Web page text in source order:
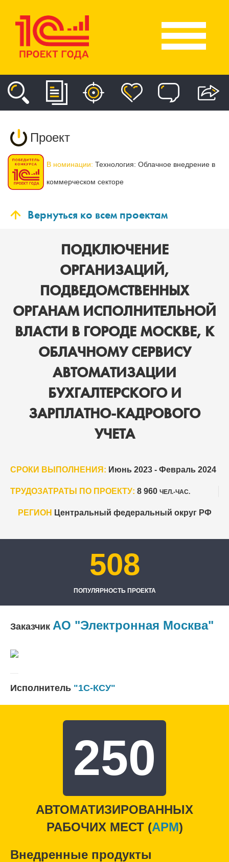
Проект
В номинации: Технология: Облачное внедрение в
коммерческом секторе
Вернуться ко всем проектам
ПОДКЛЮЧЕНИЕ
ОРГАНИЗАЦИЙ,
ПОДВЕДОМСТВЕННЫХ
ОРГАНАМ ИСПОЛНИТЕЛЬНОЙ
ВЛАСТИ В ГОРОДЕ МОСКВЕ, К
ОБЛАЧНОМУ СЕРВИСУ
АВТОМАТИЗАЦИИ
БУХГАЛТЕРСКОГО И
ЗАРПЛАТНО-КАДРОВОГО
УЧЕТА
СРОКИ ВЫПОЛНЕНИЯ: Июнь 2023 - Февраль 2024
ТРУДОЗАТРАТЫ ПО ПРОЕКТУ: 8 960 ЧЕЛ.-ЧАС.
РЕГИОН Центральный федеральный округ РФ
508
ПОПУЛЯРНОСТЬ ПРОЕКТА
Заказчик АО "Электронная Москва"
Исполнитель "1С-КСУ"
250
АВТОМАТИЗИРОВАННЫХ
РАБОЧИХ МЕСТ (APM)
Внедренные продукты